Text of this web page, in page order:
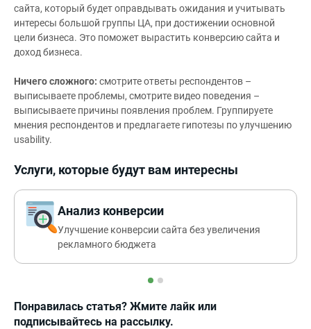
сайта, который будет оправдывать ожидания и учитывать
интересы большой группы ЦА, при достижении основной
цели бизнеса. Это поможет вырастить конверсию сайта и
доход бизнеса.
Ничего сложного: смотрите ответы респондентов –
выписываете проблемы, смотрите видео поведения –
выписываете причины появления проблем. Группируете
мнения респондентов и предлагаете гипотезы по улучшению
usability.
Услуги, которые будут вам интересны
Анализ конверсии
Улучшение конверсии сайта без увеличения
рекламного бюджета
Понравилась статья? Жмите лайк или
подписывайтесь на рассылку.